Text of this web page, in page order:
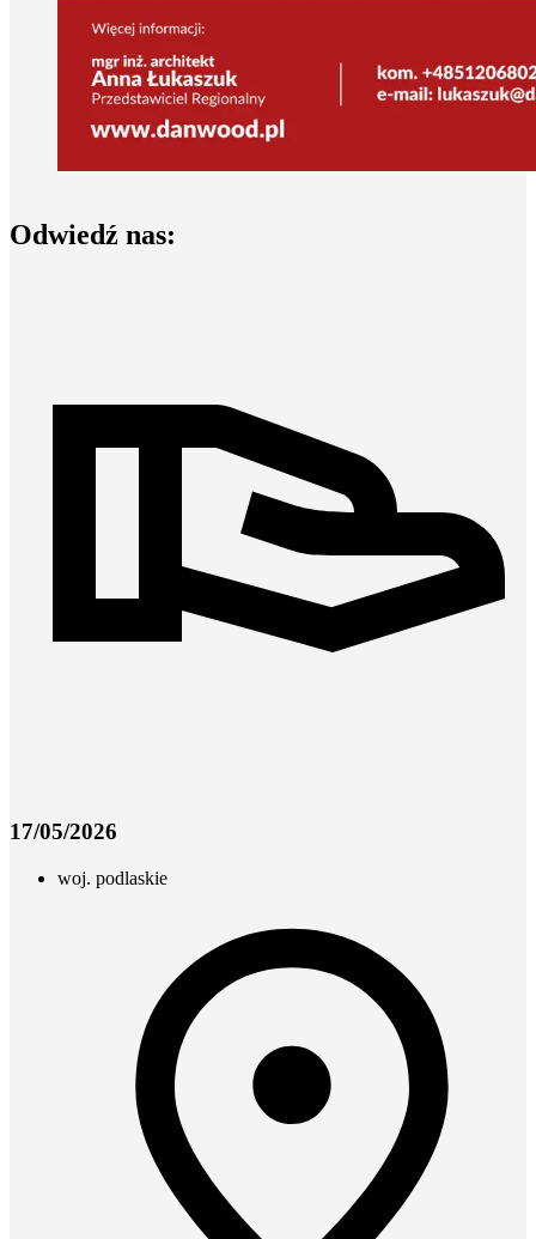
Odwiedź nas:
17/05/2026
woj. podlaskie